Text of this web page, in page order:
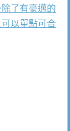
了有豪邁的
以單點可合